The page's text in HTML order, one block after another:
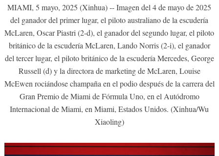
MIAMI, 5 mayo, 2025 (Xinhua) -- Imagen del 4 de mayo de 2025
del ganador del primer lugar, el piloto australiano de la escudería
McLaren, Oscar Piastri (2-d), el ganador del segundo lugar, el piloto
británico de la escudería McLaren, Lando Norris (2-i), el ganador
del tercer lugar, el piloto británico de la escudería Mercedes, George
Russell (d) y la directora de marketing de McLaren, Louise
McEwen rociándose champaña en el podio después de la carrera del
Gran Premio de Miami de Fórmula Uno, en el Autódromo
Internacional de Miami, en Miami, Estados Unidos. (Xinhua/Wu
Xiaoling)